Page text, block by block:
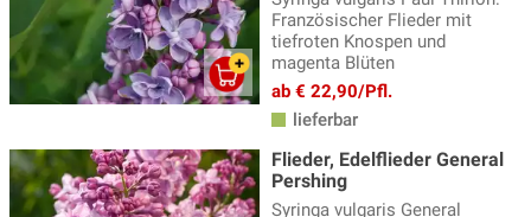
Französischer Flieder mit
tiefroten Knospen und
magenta Blüten
ab € 22,90/Pfl.
lieferbar
Flieder, Edelflieder General
Pershing
Syringa vulgaris General